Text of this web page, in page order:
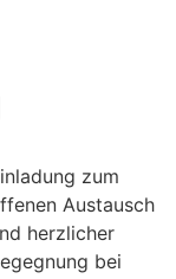
zum
Austausch
herzlicher
bei